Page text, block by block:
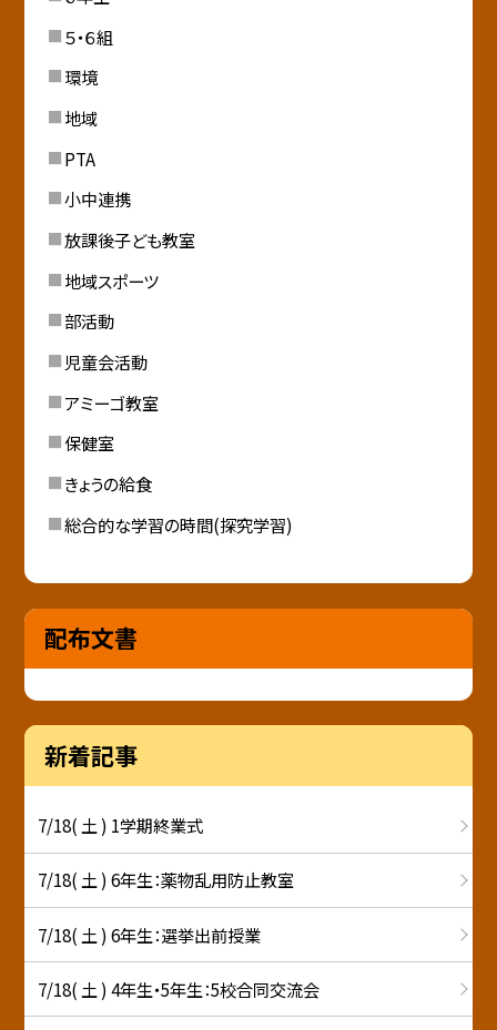
５・６組
環境
地域
PTA
小中連携
放課後子ども教室
地域スポーツ
部活動
児童会活動
アミーゴ教室
保健室
きょうの給食
総合的な学習の時間(探究学習)
配布文書
新着記事
7/18( 土 ) 1学期終業式
7/18( 土 ) 6年生：薬物乱用防止教室
7/18( 土 ) 6年生：選挙出前授業
7/18( 土 ) 4年生・5年生：5校合同交流会